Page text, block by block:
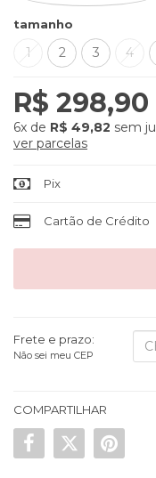
tamanho
1 2 3 4
R$ 298,90
6x de R$ 49,82 sem
ver parcelas
Pix
Cartão de Crédito
Frete e prazo:
Não sei meu CEP
COMPARTILHAR